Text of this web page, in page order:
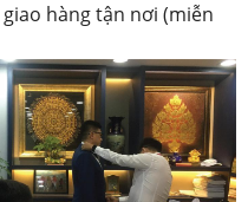
hàng tận nơi (miễn